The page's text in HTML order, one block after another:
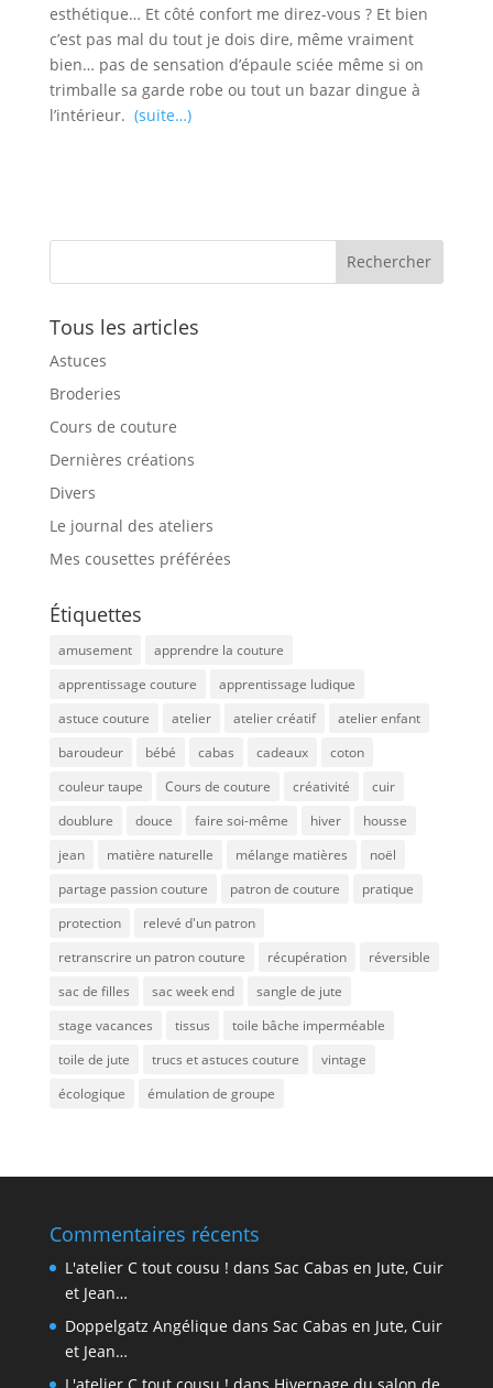
esthétique… Et côté confort me direz-vous ? Et bien
c’est pas mal du tout je dois dire, même vraiment
bien… pas de sensation d’épaule sciée même si on
trimballe sa garde robe ou tout un bazar dingue à
l’intérieur. (suite…)
Tous les articles
Astuces
Broderies
Cours de couture
Dernières créations
Divers
Le journal des ateliers
Mes cousettes préférées
Étiquettes
amusement
apprendre la couture
apprentissage couture
apprentissage ludique
astuce couture
atelier atelier créatif
atelier enfant
baroudeur
bébé cabas cadeaux
coton
couleur taupe
Cours de couture créativité
cuir
doublure
douce faire soi-même hiver
housse
jean
matière naturelle mélange matières
noël
partage passion couture
patron de couture
pratique
protection
relevé d'un patron
retranscrire un patron couture
récupération
réversible
sac de filles
sac week end
sangle de jute
stage vacances
tissus
toile bâche imperméable
toile de jute
trucs et astuces couture
vintage
écologique
émulation de groupe
Commentaires récents
L'atelier C tout cousu ! dans Sac Cabas en Jute, Cuir
et Jean…
Doppelgatz Angéliquedans Sac Cabas en Jute, Cuir
et Jean…
L'atelier C tout cousu ! dans Hivernage du salon de